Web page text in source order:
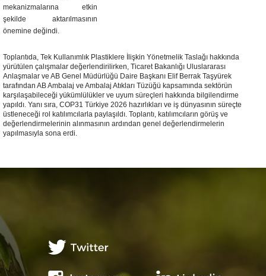
mekanizmalarına etkin
şekilde aktarılmasının
önemine değindi.
Toplantıda, Tek Kullanımlık Plastiklere İlişkin Yönetmelik Taslağı hakkında
yürütülen çalışmalar değerlendirilirken, Ticaret Bakanlığı Uluslararası
Anlaşmalar ve AB Genel Müdürlüğü Daire Başkanı Elif Berrak Taşyürek
tarafından AB Ambalaj ve Ambalaj Atıkları Tüzüğü kapsamında sektörün
karşılaşabileceği yükümlülükler ve uyum süreçleri hakkında bilgilendirme
yapıldı. Yanı sıra, COP31 Türkiye 2026 hazırlıkları ve iş dünyasının süreçte
üstleneceği rol katılımcılarla paylaşıldı. Toplantı, katılımcıların görüş ve
değerlendirmelerinin alınmasının ardından genel değerlendirmelerin
yapılmasıyla sona erdi.